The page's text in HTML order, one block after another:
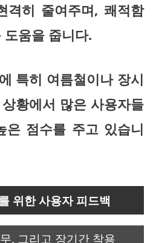
격히 줄여주며, 쾌적함
움을 줍니다.
특히 여름철이나 장시
황에서 많은 사용자들
은 점수를 주고 있습니
위한 사용자 피드백
, 그리고 장기간 착용